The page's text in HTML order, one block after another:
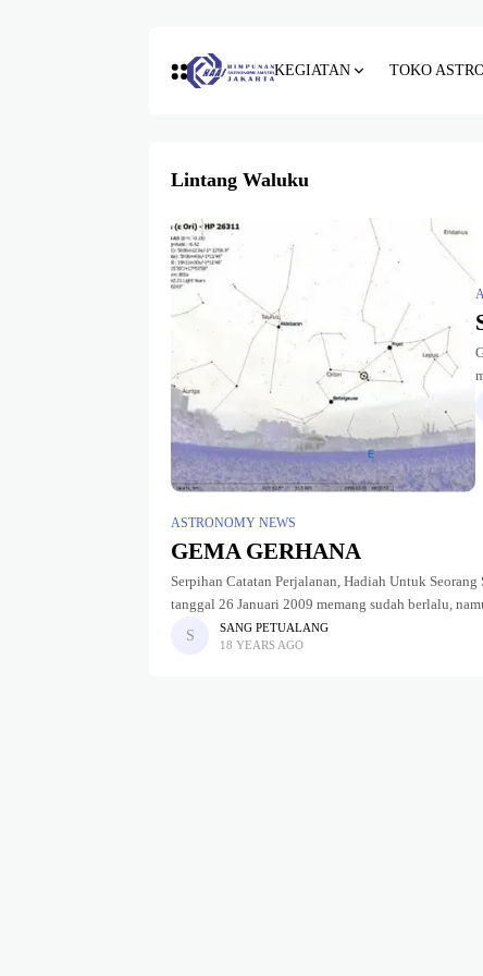
KEGIATAN TOKO
Lintang Waluku
ASTRONOMY NEWS
GEMA GERHANA
Serpihan Catatan Perjalanan, Hadiah Untuk
tanggal 26 Januari 2009 memang sudah berlalu,
SANG PETUALANG
18 YEARS AGO